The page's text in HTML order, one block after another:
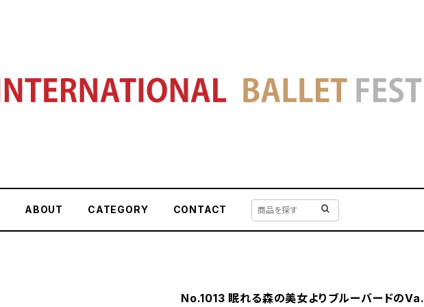
ABOUT CATEGORY CONTACT
No.1013 眠れる森の美女よりブルーバードのVa.